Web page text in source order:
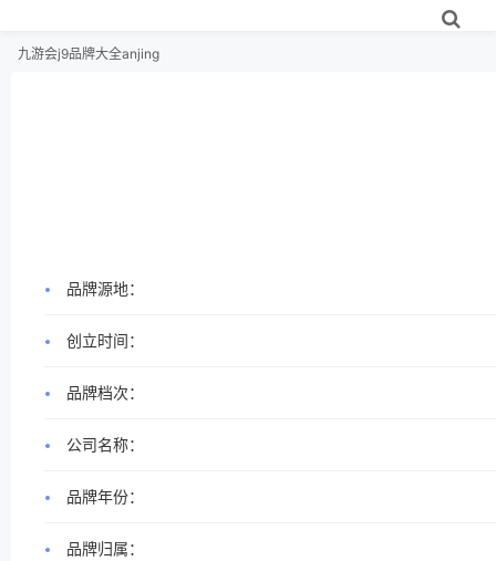
九游会j9品牌大全anjing
品牌源地：
创立时间：
品牌档次：
公司名称：
品牌年份：
品牌归属：